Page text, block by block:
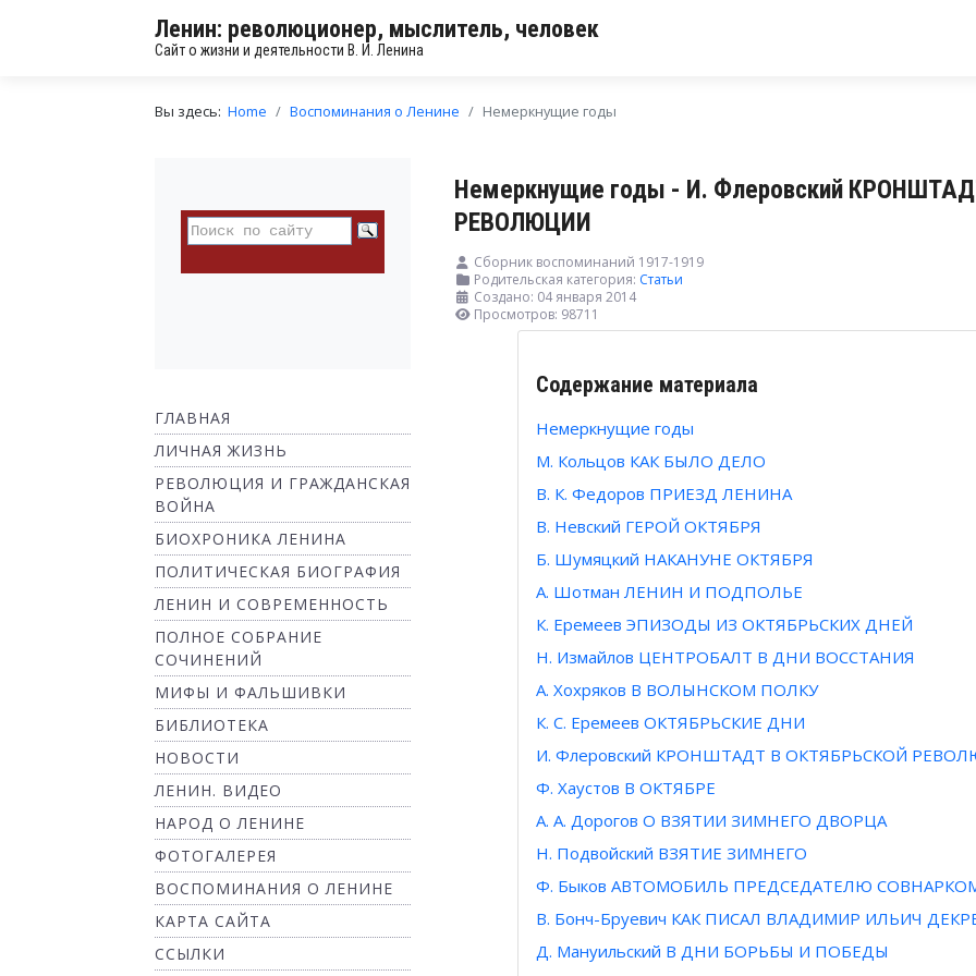
Ленин: революционер, мыслитель, человек
Сайт о жизни и деятельности В. И. Ленина
Вы здесь: Home Воспоминания о Ленине Немеркнущие годы
ГЛАВНАЯ
ЛИЧНАЯ ЖИЗНЬ
РЕВОЛЮЦИЯ И ГРАЖДАНСКАЯ
ВОЙНА
БИОХРОНИКА ЛЕНИНА
ПОЛИТИЧЕСКАЯ БИОГРАФИЯ
ЛЕНИН И СОВРЕМЕННОСТЬ
ПОЛНОЕ СОБРАНИЕ
СОЧИНЕНИЙ
МИФЫ И ФАЛЬШИВКИ
БИБЛИОТЕКА
НОВОСТИ
ЛЕНИН. ВИДЕО
НАРОД О ЛЕНИНЕ
ФОТОГАЛЕРЕЯ
ВОСПОМИНАНИЯ О ЛЕНИНЕ
КАРТА САЙТА
ССЫЛКИ
Немеркнущие годы - И. Флеровский
РЕВОЛЮЦИИ
Сборник воспоминаний 1917-1919
Родительская категория: Статьи
Создано: 04 января 2014
Просмотров: 98711
Содержание материала
Немеркнущие годы
М. Кольцов КАК БЫЛО ДЕЛО
В. К. Федоров ПРИЕЗД ЛЕНИНА
В. Невский ГЕРОЙ ОКТЯБРЯ
Б. Шумяцкий НАКАНУНЕ ОКТЯБРЯ
А. Шотман ЛЕНИН И ПОДПОЛЬЕ
К. Еремеев ЭПИЗОДЫ ИЗ ОКТЯБРЬСКИХ ДНЕЙ
Н. Измайлов ЦЕНТРОБАЛТ В ДНИ ВОССТАНИЯ
А. Хохряков В ВОЛЫНСКОМ ПОЛКУ
К. С. Еремеев ОКТЯБРЬСКИЕ ДНИ
И. Флеровский КРОНШТАДТ В ОКТЯБРЬСКОЙ
Ф. Хаустов В ОКТЯБРЕ
А. А. Дорогов О ВЗЯТИИ ЗИМНЕГО ДВОРЦА
Н. Подвойский ВЗЯТИЕ ЗИМНЕГО
Ф. Быков АВТОМОБИЛЬ ПРЕДСЕДАТЕЛЮ
В. Бонч-Бруевич КАК ПИСАЛ ВЛАДИМИР ИЛЬИЧ
Д. Мануильский В ДНИ БОРЬБЫ И ПОБЕДЫ